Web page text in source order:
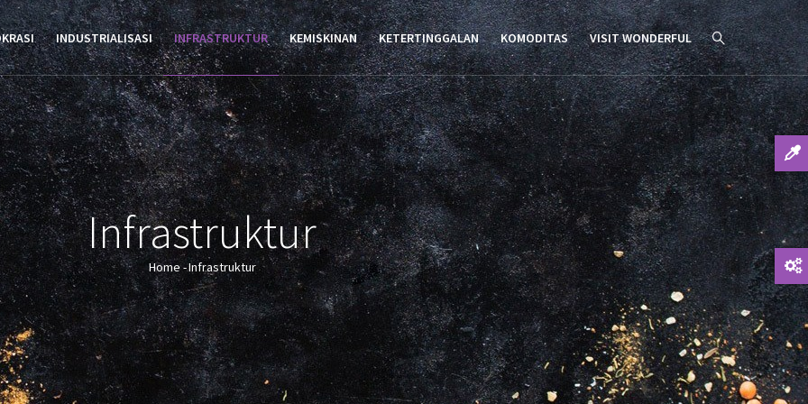
INDUSTRIALISASI INFRASTRUKTUR KEMISKINAN KETERTINGGALAN KOMODITAS VISIT WONDERFUL
Infrastruktur
Breadcrumb
Home-Infrastruktur